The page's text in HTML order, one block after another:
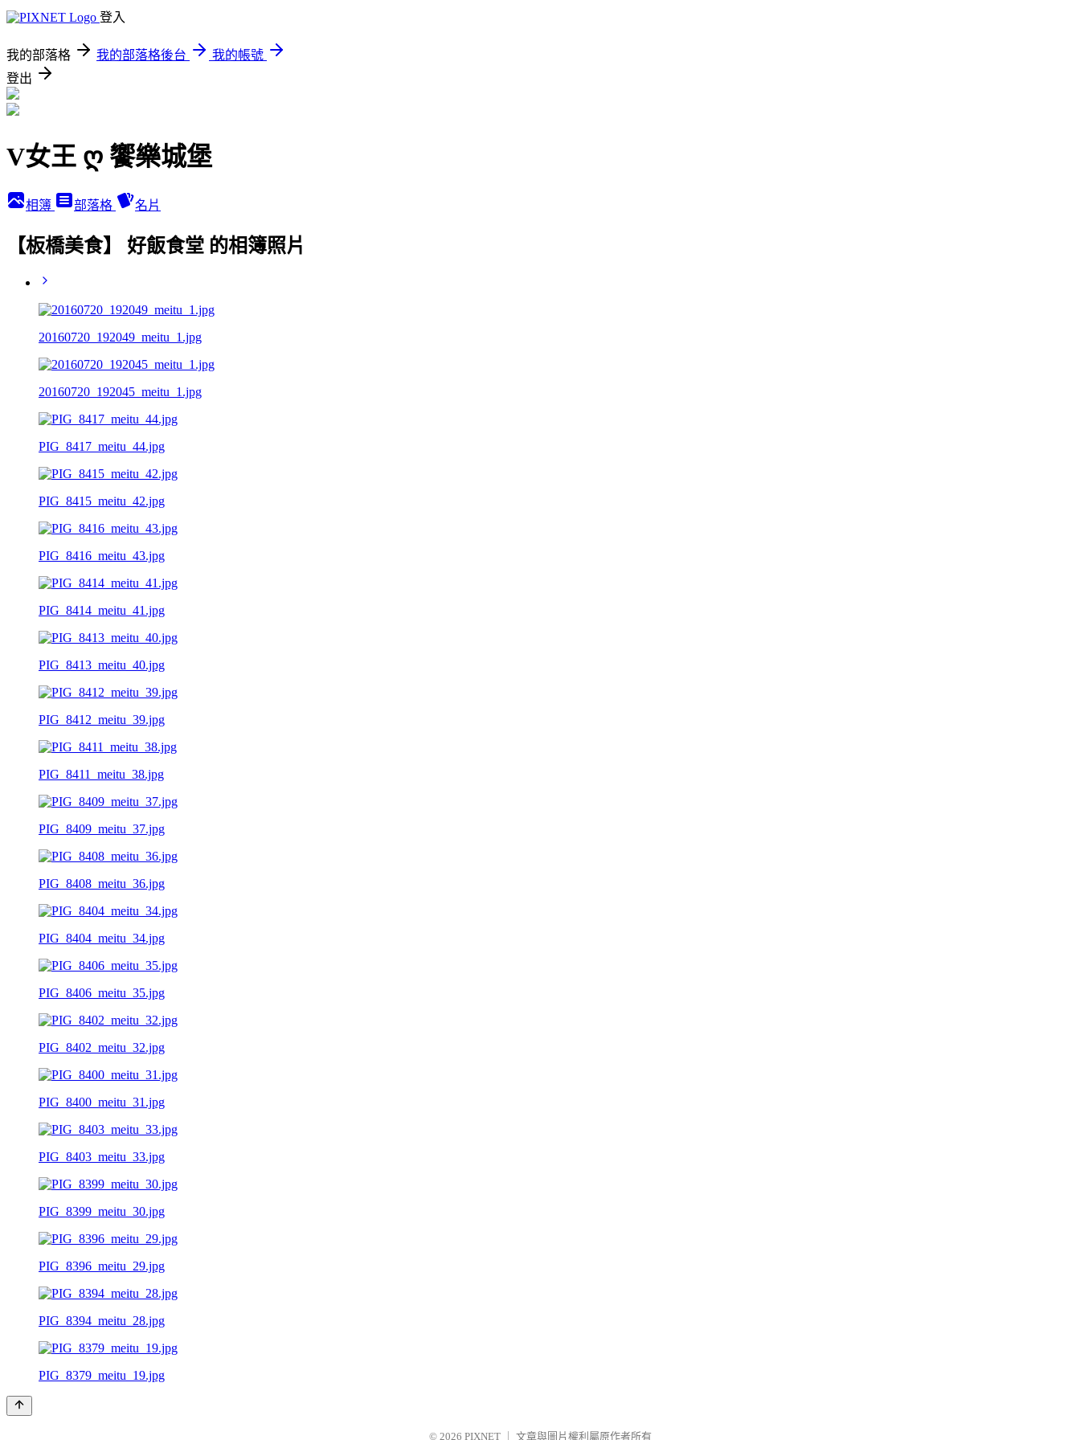
登入
我的部落格 我的部落格後台
我的帳號
登出
V女王 ღ 饗樂城堡
相簿 部落格 名片
【板橋美食】 好飯食堂 的相簿照片
20160720_192049_meitu_1.jpg
20160720_192045_meitu_1.jpg
PIG_8417_meitu_44.jpg
PIG_8415_meitu_42.jpg
PIG_8416_meitu_43.jpg
PIG_8414_meitu_41.jpg
PIG_8413_meitu_40.jpg
PIG_8412_meitu_39.jpg
PIG_8411_meitu_38.jpg
PIG_8409_meitu_37.jpg
PIG_8408_meitu_36.jpg
PIG_8404_meitu_34.jpg
PIG_8406_meitu_35.jpg
PIG_8402_meitu_32.jpg
PIG_8400_meitu_31.jpg
PIG_8403_meitu_33.jpg
PIG_8399_meitu_30.jpg
PIG_8396_meitu_29.jpg
PIG_8394_meitu_28.jpg
PIG_8379_meitu_19.jpg
© 2026 PIXNET 文章與圖片權利屬原作者所有